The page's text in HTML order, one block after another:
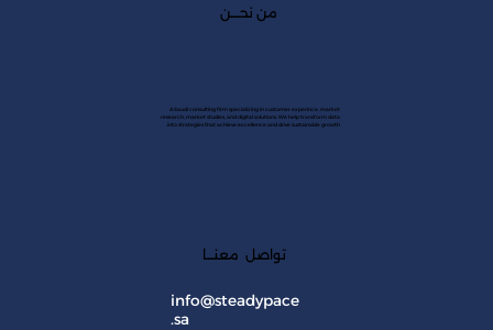
تواصل معنـــا
info@steadypace
.sa
من نحــــن
A Saudi consulting firm specializing in customer experince, market
research, market studies, and digital solutions. We help transform data
into strategies that achieve excellence and drive sustainable growth.